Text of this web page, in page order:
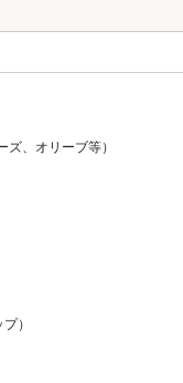
、オリーブ等）
）